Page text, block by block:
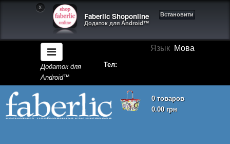
X
Faberlic Shoponline
Додаток для Android™
Встановити
Язык Мова
Додаток для
Android™
Тел:
0 товаров
0.00 грн
Кошик покупок порожній!